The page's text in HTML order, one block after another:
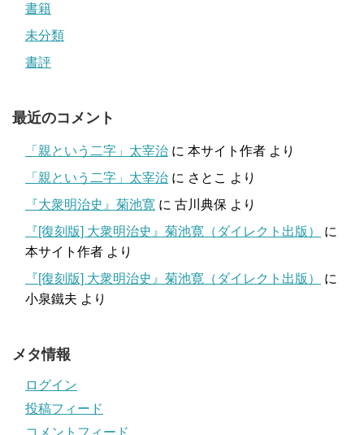
書籍
未分類
書評
最近のコメント
「親という二字」太宰治 に 本サイト作者 より
「親という二字」太宰治 に さとこ より
『大衆明治史』菊池寛 に 古川典保 より
『[復刻版] 大衆明治史』菊池寛（ダイレクト出版）
に
本サイト作者 より
『[復刻版] 大衆明治史』菊池寛（ダイレクト出版）
に
小泉鐵夫 より
メタ情報
ログイン
投稿フィード
コメントフィード